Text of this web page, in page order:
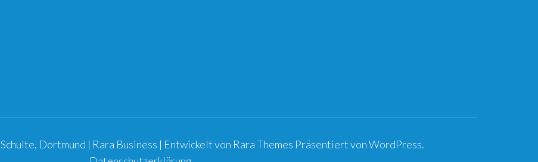
Dortmund | Rara Business | Entwickelt von Rara Themes Präsentiert vonWordPress.